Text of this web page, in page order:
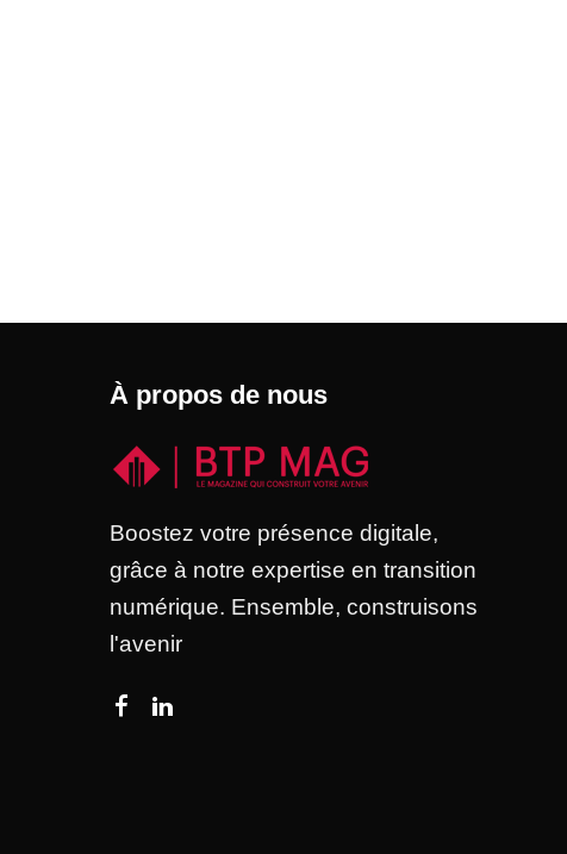
À propos de nous
Boostez votre présence digitale,
grâce à notre expertise en transition
numérique. Ensemble, construisons
l'avenir